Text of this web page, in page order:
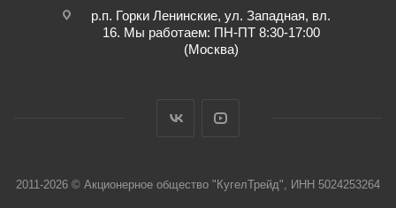
р.п. Горки Ленинские, ул. Западная, вл.
16. Мы работаем: ПН-ПТ 8:30-17:00
(Москва)
2011-2026 © Акционерное общество "КугелТрейд", ИНН 5024253264